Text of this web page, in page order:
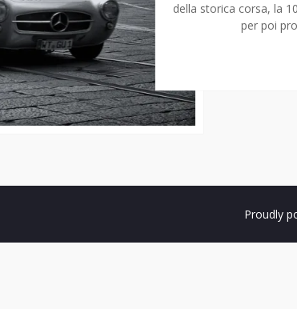
della storica corsa, la
per poi
Proudly